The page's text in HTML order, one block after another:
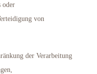
oder
von
der Verarbeitung